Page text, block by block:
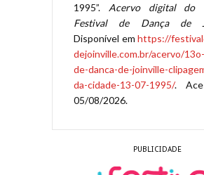
1995”. Acervo digital do
Festival de Dança de
Disponível em https://
dejoinville.com.br/acervo/
de-danca-de-joinville-
da-cidade-13-07-1995/.
05/08/2026.
PUBLICIDADE